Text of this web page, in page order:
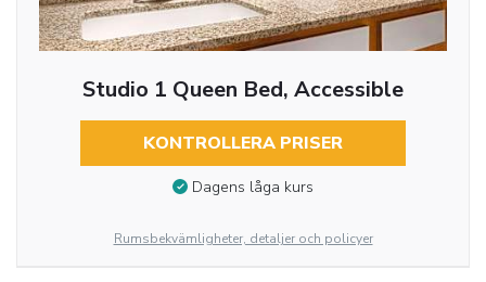
Studio 1 Queen Bed, Accessible
KONTROLLERA PRISER
Dagens låga kurs
Rumsbekvämligheter, detaljer och policyer